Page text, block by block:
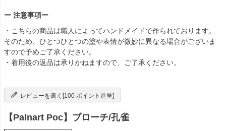
ー 注意事項ー
・こちらの商品は職人によってハンドメイドで作られております。
そのため、ひとつひとつの塗や表情が微妙に異なる場合がございま
すので予めご了承ください。
・着用後の返品は承りかねますので、ご了承ください。
レビューを書く[100 ポイント進呈]
【Palnart Poc】ブローチ/孔雀